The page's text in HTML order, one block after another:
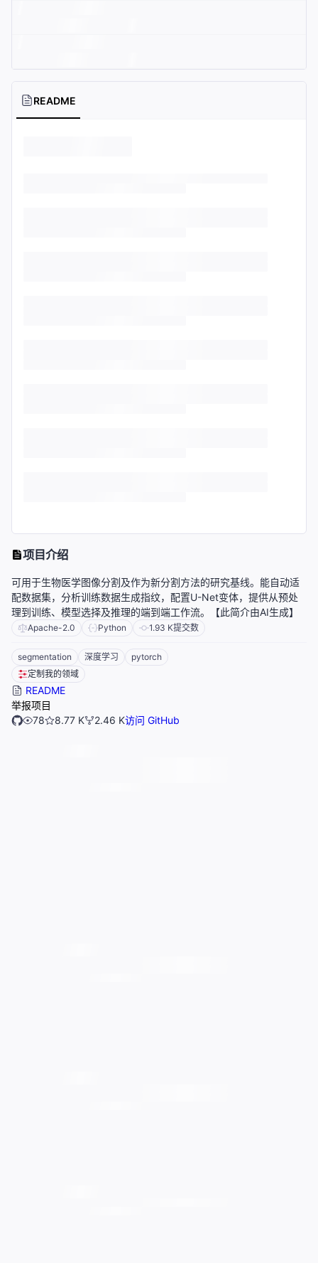
README
项目介绍
可用于生物医学图像分割及作为新分割方法的研究基线。能自动适
配数据集，分析训练数据生成指纹，配置U-Net变体，提供从预处
理到训练、模型选择及推理的端到端工作流。【此简介由AI生成】
Apache-2.0 Python 1.93 K提交数
segmentation 深度学习
pytorch
定制我的领域
README
举报项目
78
8.77 K 2.46 K访问 GitHub